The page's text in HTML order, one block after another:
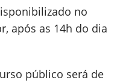
no
após as 14h do dia
público será de